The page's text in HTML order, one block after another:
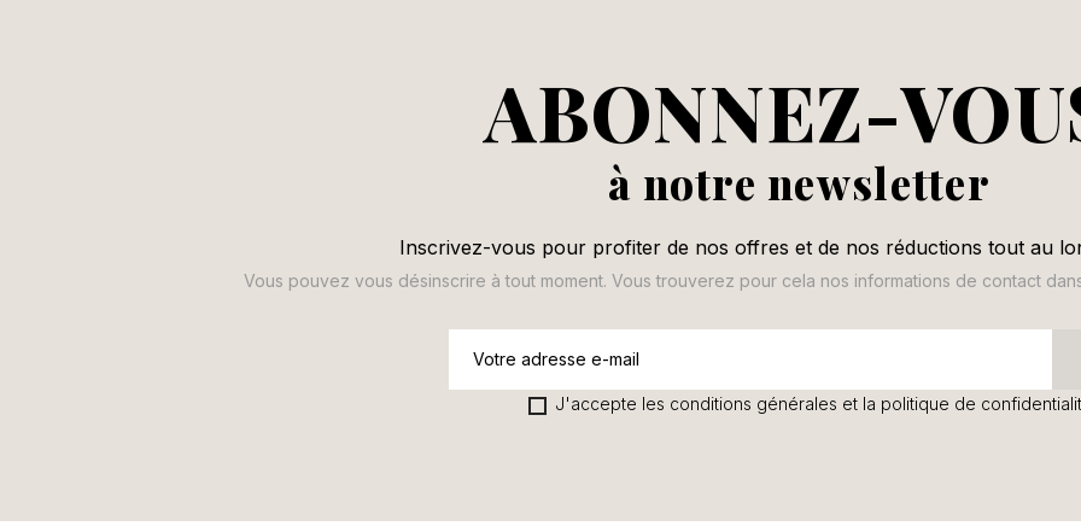
ABONNEZ-
à notre newsletter
Inscrivez-vous pour profiter de nos offres et de nos réductions tout au
Vous pouvez vous désinscrire à tout moment. Vous trouverez pour cela nos informations de contact
J'accepte les conditions générales et la politique de
Vous devez être connecté pour enregistrer des produits dans votre
Annuler Se connecter